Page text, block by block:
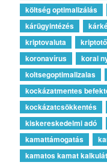
költség optimalizálás
kárügyintézés
kriptovaluta
koronavírus
korai
koltsegoptimalizalas
kockázatmentes
kockázatcsökkentés
kiskereskedelmi adó
kamattámogatás
kamatos kamat